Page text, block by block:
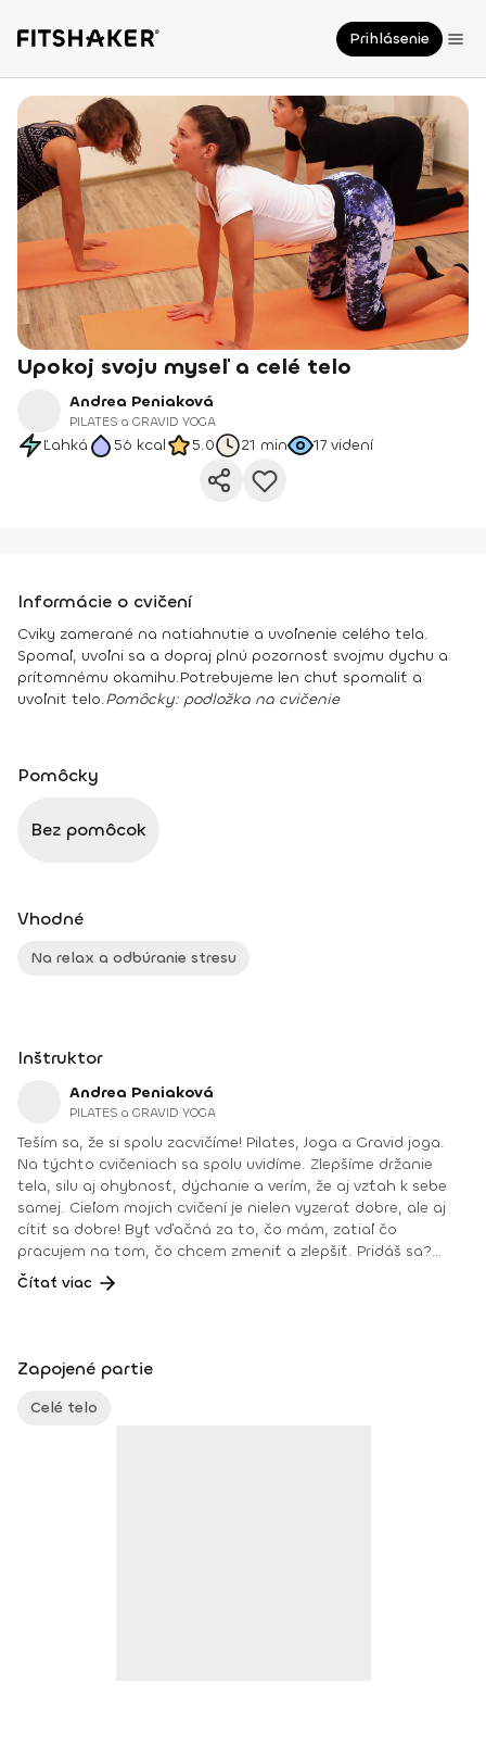
Prihlásenie
Upokoj svoju myseľ a celé telo
Andrea Peniaková
PILATES a GRAVID YOGA
Ľahká 56 kcal 5.0 21 min 17 videní
Informácie o cvičení
Cviky zamerané na natiahnutie a uvoľnenie celého tela.
Spomaľ, uvoľni sa a dopraj plnú pozornosť svojmu dychu a
prítomnému okamihu.Potrebujeme len chuť spomaliť a
uvoľnit telo.Pomôcky: podložka na cvičenie
Pomôcky
Bez pomôcok
Vhodné
Na relax a odbúranie stresu
Inštruktor
Andrea Peniaková
PILATES a GRAVID YOGA
Teším sa, že si spolu zacvičíme! Pilates, Joga a Gravid joga.
Na týchto cvičeniach sa spolu uvidíme. Zlepšíme držanie
tela, silu aj ohybnosť, dýchanie a verím, že aj vzťah k sebe
samej. Cieľom mojich cvičení je nielen vyzerať dobre, ale aj
cítiť sa dobre! Byť vďačná za to, čo mám, zatiaľ čo
pracujem na tom, čo chcem zmeniť a zlepšiť. Pridáš sa?
Teším sa na teba na online lekciách vo Fitshakeri, aj vo
Fitshaker podcaste! Taktiež osobne na mojich hodinách v
týchto stránkach: FB: www.facebook.com/flowandrea9 IG :
@andrea_mindfulflow Dosiahnuté vzdelanie: • Špecializačný
kurz Pilates inštruktor (FACE CZECH academy), Brno, 2013 •
Čítať viac
Zapojené partie
Celé telo